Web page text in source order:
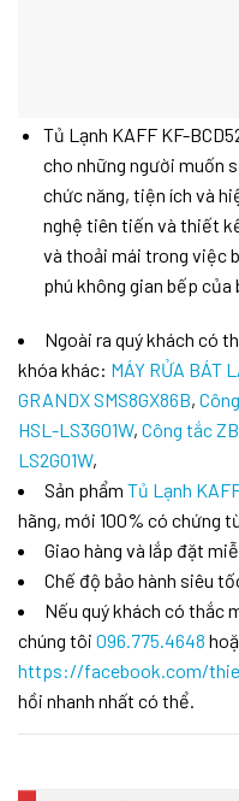
Tủ Lạnh KAFF KF-
cho những người muốn
chức năng, tiện ích và
nghệ tiên tiến và thiết
và thoải mái trong việc
phú không gian bếp của
Ngoài ra quý khách có
khóa khác: MÁY RỬA BÁT
GRANDX SMS8GX86B,
HSL-LS3G01W, Công tắc
LS2G01W,
Sản phẩm Tủ Lạnh
hãng, mới 100% có chứng
Giao hàng và lắp đặt
Chế độ bảo hành siêu
Nếu quý khách có thắc
chúng tôi 096.775.4648
https://facebook.com/
hồi nhanh nhất có thể.